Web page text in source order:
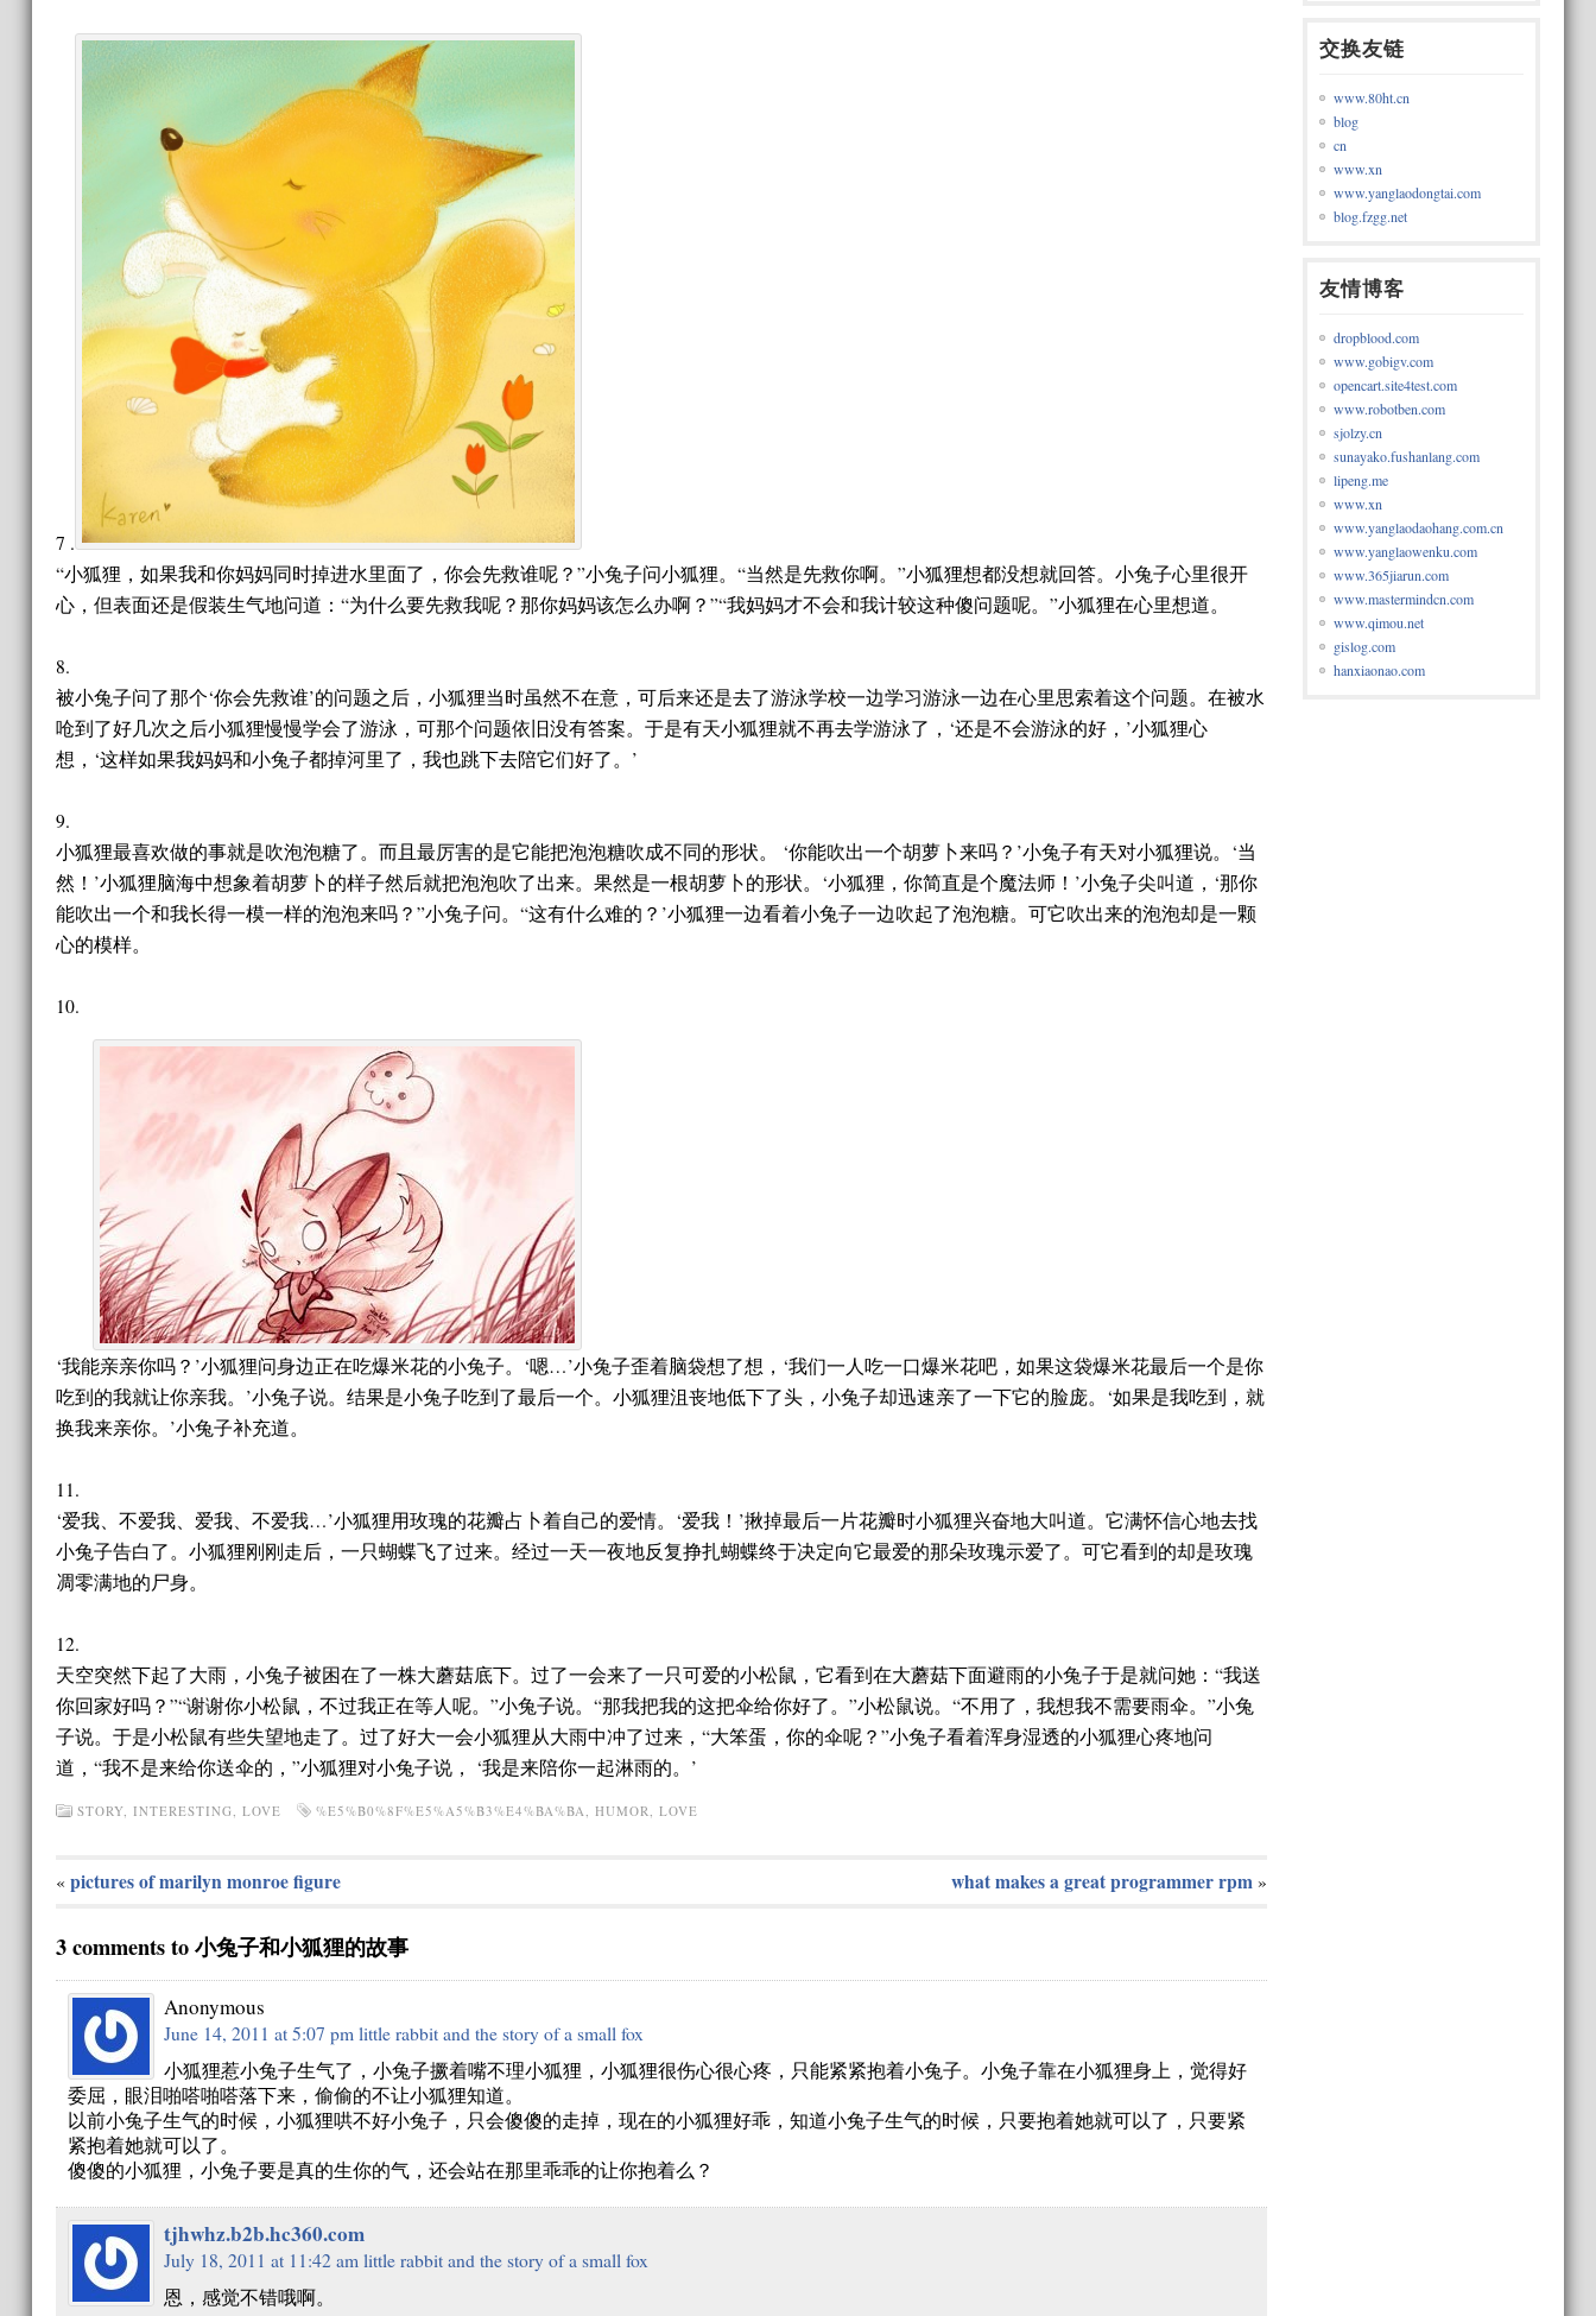
7 .
“小狐狸，如果我和你妈妈同时掉进水里面了，你会先救谁呢？”小兔子问小狐狸。“当然是先救你啊。”小狐狸想都没想就回答。小兔子心里很开
心，但表面还是假装生气地问道：“为什么要先救我呢？那你妈妈该怎么办啊？”“我妈妈才不会和我计较这种傻问题呢。”小狐狸在心里想道。
8.
被小兔子问了那个‘你会先救谁’的问题之后，小狐狸当时虽然不在意，可后来还是去了游泳学校一边学习游泳一边在心里思索着这个问题。在被水
呛到了好几次之后小狐狸慢慢学会了游泳，可那个问题依旧没有答案。于是有天小狐狸就不再去学游泳了，‘还是不会游泳的好，’小狐狸心
想，‘这样如果我妈妈和小兔子都掉河里了，我也跳下去陪它们好了。’
9.
小狐狸最喜欢做的事就是吹泡泡糖了。而且最厉害的是它能把泡泡糖吹成不同的形状。 ‘你能吹出一个胡萝卜来吗？’小兔子有天对小狐狸说。‘当
然！’小狐狸脑海中想象着胡萝卜的样子然后就把泡泡吹了出来。果然是一根胡萝卜的形状。‘小狐狸，你简直是个魔法师！’小兔子尖叫道，‘那你
能吹出一个和我长得一模一样的泡泡来吗？”小兔子问。“这有什么难的？’小狐狸一边看着小兔子一边吹起了泡泡糖。可它吹出来的泡泡却是一颗
心的模样。
10.
‘我能亲亲你吗？’小狐狸问身边正在吃爆米花的小兔子。‘嗯…’小兔子歪着脑袋想了想，‘我们一人吃一口爆米花吧，如果这袋爆米花最后一个是你
吃到的我就让你亲我。’小兔子说。结果是小兔子吃到了最后一个。小狐狸沮丧地低下了头，小兔子却迅速亲了一下它的脸庞。‘如果是我吃到，就
换我来亲你。’小兔子补充道。
11.
‘爱我、不爱我、爱我、不爱我…’小狐狸用玫瑰的花瓣占卜着自己的爱情。‘爱我！’揪掉最后一片花瓣时小狐狸兴奋地大叫道。它满怀信心地去找
小兔子告白了。小狐狸刚刚走后，一只蝴蝶飞了过来。经过一天一夜地反复挣扎蝴蝶终于决定向它最爱的那朵玫瑰示爱了。可它看到的却是玫瑰
凋零满地的尸身。
12.
天空突然下起了大雨，小兔子被困在了一株大蘑菇底下。过了一会来了一只可爱的小松鼠，它看到在大蘑菇下面避雨的小兔子于是就问她：“我送
你回家好吗？”“谢谢你小松鼠，不过我正在等人呢。”小兔子说。“那我把我的这把伞给你好了。”小松鼠说。“不用了，我想我不需要雨伞。”小兔
子说。于是小松鼠有些失望地走了。过了好大一会小狐狸从大雨中冲了过来，“大笨蛋，你的伞呢？”小兔子看着浑身湿透的小狐狸心疼地问
道，“我不是来给你送伞的，”小狐狸对小兔子说， ‘我是来陪你一起淋雨的。’
STORY, INTERESTING LOVE %E5%B0%8F%E5%A5%B3%E4%BA%BA HUMOR LOVE
« pictures of marilyn monroe figure what makes a great programmer rpm »
3 comments to 小兔子和小狐狸的故事
Anonymous
June 14, 2011 at 5:07 pm little rabbit and the story of a small fox
小狐狸惹小兔子生气了，小兔子撅着嘴不理小狐狸，小狐狸很伤心很心疼，只能紧紧抱着小兔子。小兔子靠在小狐狸身上，觉得好
委屈，眼泪啪嗒啪嗒落下来，偷偷的不让小狐狸知道。
以前小兔子生气的时候，小狐狸哄不好小兔子，只会傻傻的走掉，现在的小狐狸好乖，知道小兔子生气的时候，只要抱着她就可以了，只要紧
紧抱着她就可以了。
傻傻的小狐狸，小兔子要是真的生你的气，还会站在那里乖乖的让你抱着么？
tjhwhz.b2b.hc360.com
July 18, 2011 at 11:42 am little rabbit and the story of a small fox
恩，感觉不错哦啊。
交换友链
www.80ht.cn
blog
cn
www.xn
www.yanglaodongtai.com
blog.fzgg.net
友情博客
dropblood.com
www.gobigv.com
opencart.site4test.com
www.robotben.com
sjolzy.cn
sunayako.fushanlang.com
lipeng.me
www.xn
www.yanglaodaohang.com.cn
www.yanglaowenku.com
www.365jiarun.com
www.mastermindcn.com
www.qimou.net
gislog.com
hanxiaonao.com